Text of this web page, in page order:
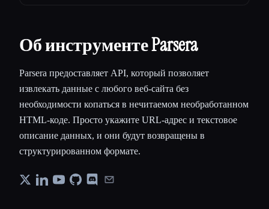
Об инструменте Parsera
Parsera предоставляет API, который позволяет
извлекать данные с любого веб-сайта без
необходимости копаться в нечитаемом необработанном
HTML-коде. Просто укажите URL-адрес и текстовое
описание данных, и они будут возвращены в
структурированном формате.